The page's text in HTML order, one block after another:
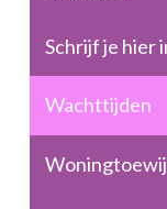
Schrijf je hier
Wachttijden